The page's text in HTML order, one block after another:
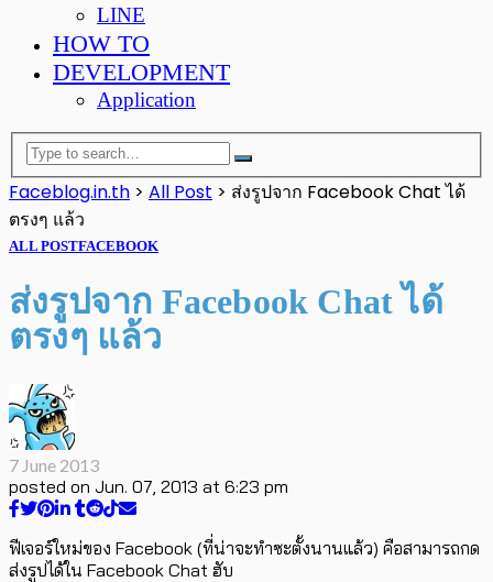
LINE
HOW TO
DEVELOPMENT
Application
Faceblog.in.th > All Post > ส่งรูปจาก Facebook Chat ได้
ตรงๆ แล้ว
ALL POSTFACEBOOK
ส่งรูปจาก Facebook Chat ได้
ตรงๆ แล้ว
7 June 2013
posted on Jun. 07, 2013 at 6:23 pm
ฟีเจอร์ใหม่ของ Facebook (ที่น่าจะทำซะตั้งนานแล้ว) คือสามารถกด
ส่งรูปได้ใน Facebook Chat ฮับ